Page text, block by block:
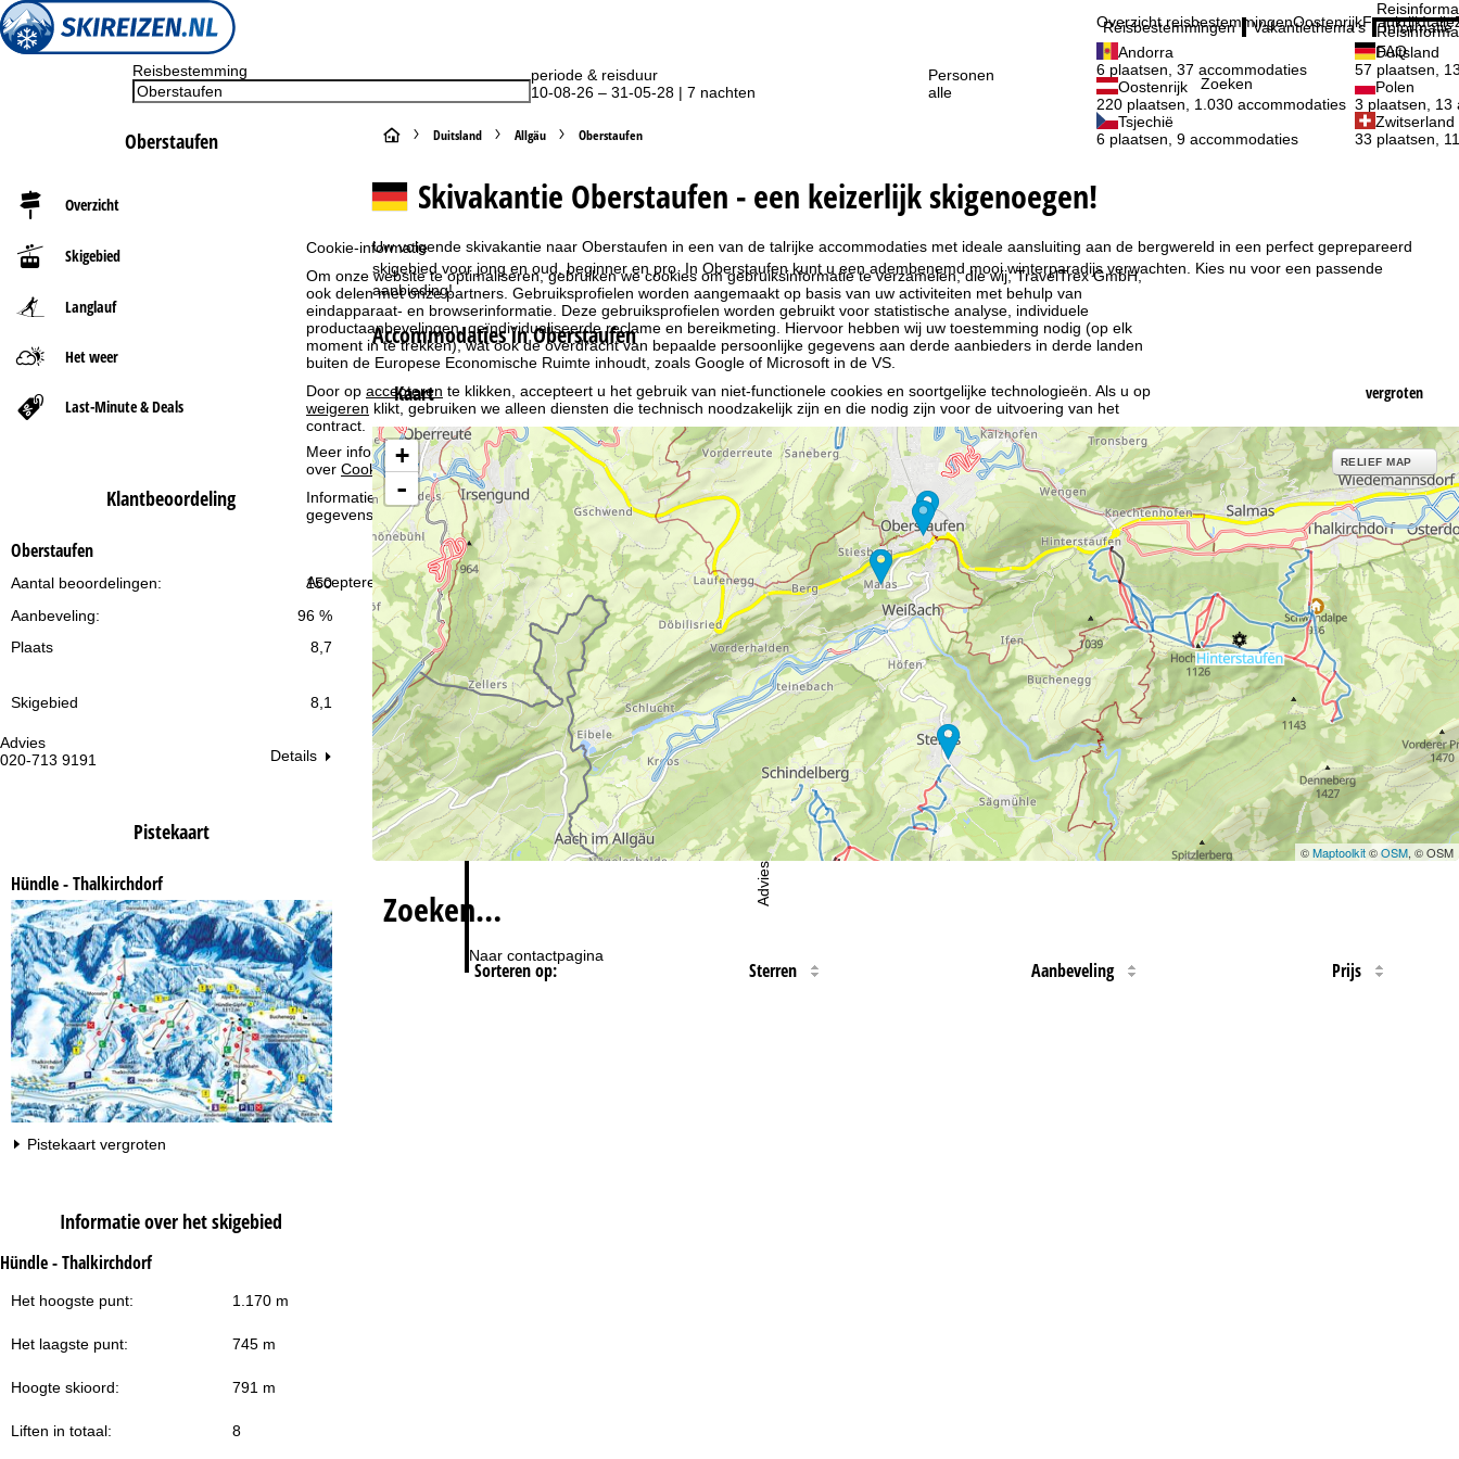
Cookie-informatie
Om onze website te optimaliseren, gebruiken we cookies om gebruiksinformatie te verzamelen, die wij, TravelTrex GmbH,
ook delen met onze partners. Gebruiksprofielen worden aangemaakt op basis van uw activiteiten met behulp van
eindapparaat- en browserinformatie. Deze gebruiksprofielen worden gebruikt voor statistische analyse, individuele
productaanbevelingen, geïndividualiseerde reclame en bereikmeting. Hiervoor hebben wij uw toestemming nodig (op elk
moment in te trekken), wat ook de overdracht van bepaalde persoonlijke gegevens aan derde aanbieders in derde landen
buiten de Europese Economische Ruimte inhoudt, zoals Google of Microsoft in de VS.
Door op accepteren te klikken, accepteert u het gebruik van niet-functionele cookies en soortgelijke technologieën. Als u op
weigeren klikt, gebruiken we alleen diensten die technisch noodzakelijk zijn en die nodig zijn voor de uitvoering van het
contract.
Meer informatie over het gebruik van cookies en de mogelijkheid om uw instellingen te wijzigen, vindt u in de informatie
over Cookie-Policy.
Informatie over de verantwoordelijke vind je in hetImpressum. Informatie over de doeleinden en jouw rechten omtrent
gegevensbescherming vind je onze
Privacy Policy.
Accepteren
Advies
020-713 9191
Openingstijden
ma-do:
09:00-17:00
vr:
09:00-14:00
za-zo:
gesloten
Naar contactpagina
Advies
Reisbestemmingen
Overzicht reisbestemmingenOostenrijkFrankrijkItalië
Andorra
6 plaatsen, 37 accommodaties
Duitsland
57 plaatsen,
Oostenrijk
220 plaatsen, 1.030 accommodaties
Polen
3 plaatsen, 13
Tsjechië
6 plaatsen, 9 accommodaties
Zwitserland
33 plaatsen,
Vakantiethema's Informatie
FAQ
Reisbestemming
periode & reisduur
10-08-26 – 31-05-28 | 7 nachten
Personen
alle
Zoeken
Oberstaufen
Overzicht
Skigebied
Langlauf
Het weer
Last-Minute & Deals
Klantbeoordeling
Oberstaufen
150
Aantal beoordelingen:
96 %
Aanbeveling:
Plaats
8,7
Skigebied 8,1
Details
Pistekaart
Hündle - Thalkirchdorf
Pistekaart vergroten
Informatie over het skigebied
Hündle - Thalkirchdorf
Het hoogste punt: 1.170 m
Het laagste punt: 745 m
Hoogte skioord: 791 m
Liften in totaal: 8
S
t
r
t
p
a
g
i
n
a
Duitsland Allgäu Oberstaufen
Skivakantie Oberstaufen - een keizerlijk skigenoegen!
Uw volgende skivakantie naar Oberstaufen in een van de talrijke accommodaties met ideale aansluiting aan de bergwereld in een perfect geprepareerd
skigebied voor jong en oud, beginner en pro. In Oberstaufen kunt u een adembenemd mooi winterparadijs verwachten. Kies nu voor een passende
aanbieding!
Accommodaties in Oberstaufen
Kaart vergroten
+
-
RELIEF MAP
©Maptoolkit©OSM, © OSM
Zoeken…
Sorteren op: Sterren Aanbeveling Prijs